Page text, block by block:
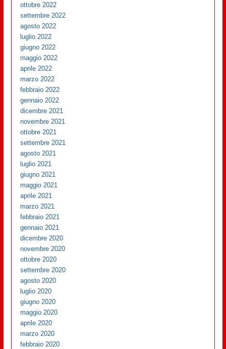
ottobre 2022
settembre 2022
agosto 2022
luglio 2022
giugno 2022
maggio 2022
aprile 2022
marzo 2022
febbraio 2022
gennaio 2022
dicembre 2021
novembre 2021
ottobre 2021
settembre 2021
agosto 2021
luglio 2021
giugno 2021
maggio 2021
aprile 2021
marzo 2021
febbraio 2021
gennaio 2021
dicembre 2020
novembre 2020
ottobre 2020
settembre 2020
agosto 2020
luglio 2020
giugno 2020
maggio 2020
aprile 2020
marzo 2020
febbraio 2020